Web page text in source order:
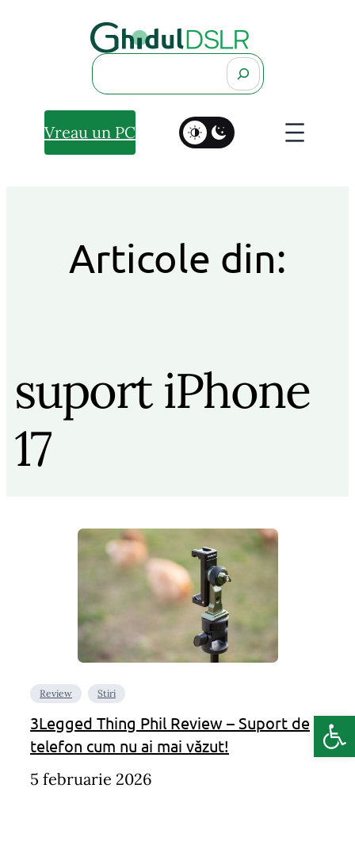
Search
Vreau un PC
Articole din:
suport iPhone
17
Review Stiri
3Legged Thing Phil Review – Suport de
telefon cum nu ai mai văzut!
5 februarie 2026